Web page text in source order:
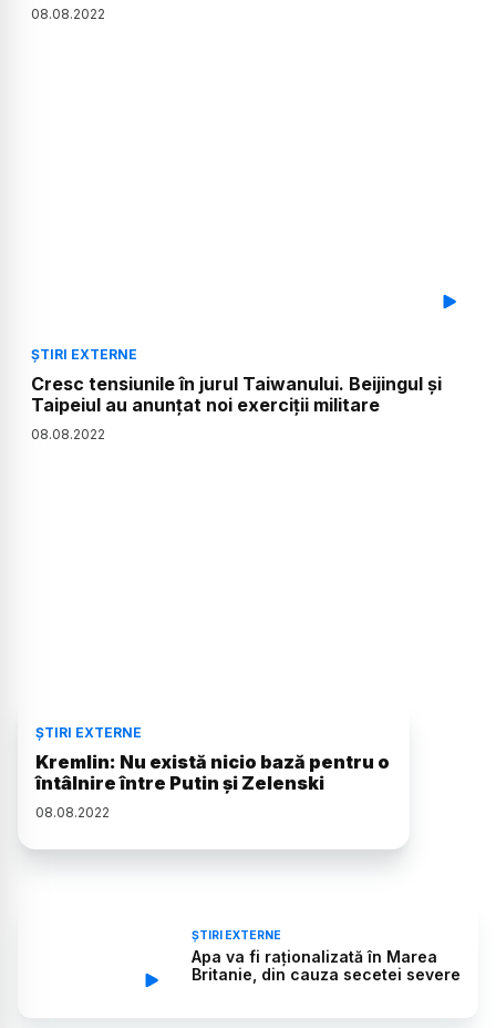
08.08.2022
ȘTIRI EXTERNE
Cresc tensiunile în jurul Taiwanului. Beijingul și
Taipeiul au anunțat noi exerciții militare
08.08.2022
ȘTIRI EXTERNE
Kremlin: Nu există nicio bază pentru o
întâlnire între Putin şi Zelenski
08.08.2022
ȘTIRI EXTERNE
Apa va fi raționalizată în Marea
Britanie, din cauza secetei severe